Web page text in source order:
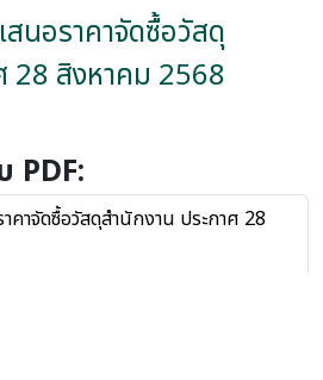
สนอราคาจัดซื้อวัสดุ
28 สิงหาคม 2568
PDF:
คาจัดซื้อวัสดุสำนักงาน ประกาศ 28